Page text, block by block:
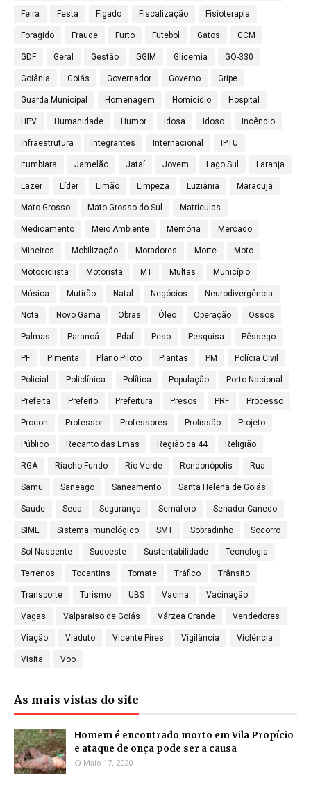
Feira Festa Fígado Fiscalização Fisioterapia
Foragido Fraude Furto Futebol Gatos GCM
GDF Geral Gestão GGIM Glicemia GO-330
Goiânia Goiás Governador Governo Gripe
Guarda Municipal Homenagem Homicídio Hospital
HPV Humanidade Humor Idosa Idoso Incêndio
Infraestrutura Integrantes Internacional IPTU
Itumbiara Jamelão Jataí Jovem Lago Sul Laranja
Lazer Líder Limão Limpeza Luziânia Maracujá
Mato Grosso Mato Grosso do Sul Matrículas
Medicamento Meio Ambiente Memória Mercado
Mineiros Mobilização Moradores Morte Moto
Motociclista Motorista MT Multas Município
Música Mutirão Natal Negócios Neurodivergência
Nota Novo Gama Obras Óleo Operação Ossos
Palmas Paranoá Pdaf Peso Pesquisa Pêssego
PF Pimenta Plano Piloto Plantas PM Polícia Civil
Policial Policlínica Política População Porto Nacional
Prefeita Prefeito Prefeitura Presos PRF Processo
Procon Professor Professores Profissão Projeto
Público Recanto das Emas Região da 44 Religião
RGA Riacho Fundo Rio Verde Rondonópolis Rua
Samu Saneago Saneamento Santa Helena de Goiás
Saúde Seca Segurança Semáforo Senador Canedo
SIME Sistema imunológico SMT Sobradinho Socorro
Sol Nascente Sudoeste Sustentabilidade Tecnologia
Terrenos Tocantins Tomate Tráfico Trânsito
Transporte Turismo UBS Vacina Vacinação
Vagas Valparaíso de Goiás Várzea Grande Vendedores
Viação Viaduto Vicente Pires Vigilância Violência
Visita Voo
As mais vistas do site
Homem é encontrado morto em Vila Propício
e ataque de onça pode ser a causa
Maio 17, 2020